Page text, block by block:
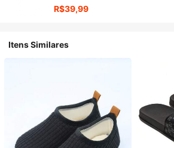
R$39,99
Itens Similares